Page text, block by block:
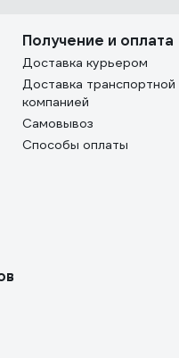
Получение и оплата
Доставка курьером
Доставка транспортной
компанией
Самовывоз
Способы оплаты